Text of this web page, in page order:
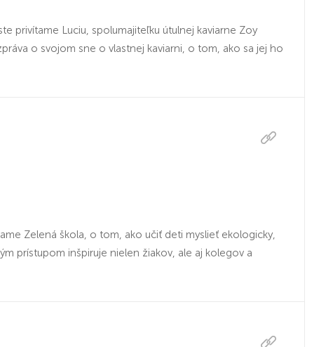
privítame Luciu, spolumajiteľku útulnej kaviarne Zoy
o svojom sne o vlastnej kaviarni, o tom, ako sa jej ho
Zelená škola, o tom, ako učiť deti myslieť ekologicky,
prístupom inšpiruje nielen žiakov, ale aj kolegov a